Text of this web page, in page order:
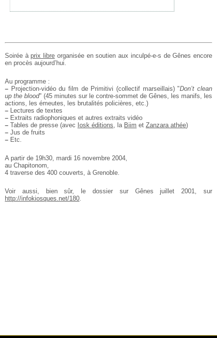
Soirée àprix libre organisée en soutien aux inculpé-e-s de Gênes encore
en procès aujourd’hui.
Au programme :
– Projection-vidéo du film de Primitivi (collectif marseillais) "Don’t clean
up the blood" (45 minutes sur le contre-sommet de Gênes, les manifs, les
actions, les émeutes, les brutalités policières, etc.)
– Lectures de textes
– Extraits radiophoniques et autres extraits vidéo
– Tables de presse (avec Iosk éditions, la Biim et Zanzara athée)
– Jus de fruits
– Etc.
A partir de 19h30, mardi 16 novembre 2004,
au Chapitonom,
4 traverse des 400 couverts, à Grenoble.
Voir aussi, bien sûr, le dossier sur Gênes juillet 2001, sur
http://infokiosques.net/180.